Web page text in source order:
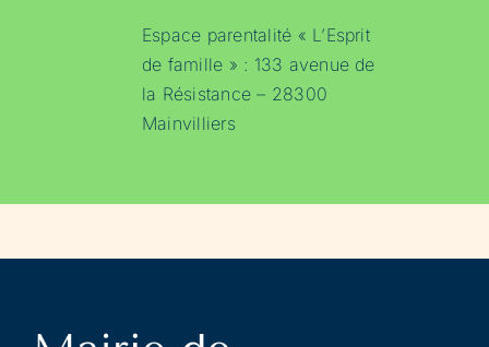
Espace parentalité « L’Esprit
de famille » : 133 avenue de
la Résistance – 28300
Mainvilliers